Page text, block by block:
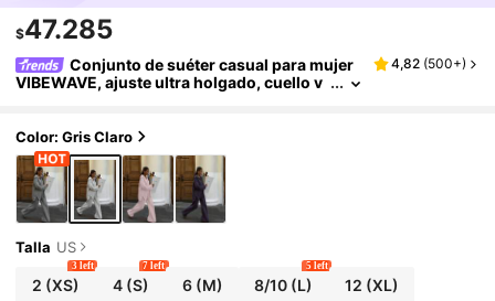
$47.285
Conjunto de suéter casual para mujer
VIBEWAVE, ajuste ultra holgado, cuello v
ncha de cintura alta, conjunto de 2 piezas
4,82 (500+)
Color: Gris Claro
Talla US
2 (XS)
3 left
4(S)
7 left
6(M) 8/10 (L)
5 left
12 (XL)